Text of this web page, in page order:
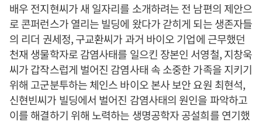
배우 전지현씨가 새 일자리를 소개하려는 전 남편의 제안으
로 콘퍼런스가 열리는 빌딩에 왔다가 갇히게 되는 생존자들
의 리더 권세정, 구교환씨가 과거 바이오 기업에 근무했던
천재 생물학자로 감염사태를 일으킨 장본인 서영철, 지창욱
씨가 갑작스럽게 벌어진 감염사태 속 소중한 가족을 지키기
위해 고군분투하는 체인스 바이오 본사 보안 요원 최현석,
신현빈씨가 빌딩에서 벌어진 감염사태의 원인을 파악하고
이를 해결하기 위해 노력하는 생명공학자 공설희를 연기했